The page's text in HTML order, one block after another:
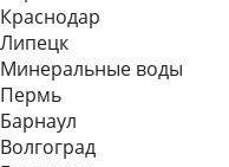
Краснодар
Липецк
Минеральные воды
Пермь
Барнаул
Волгоград